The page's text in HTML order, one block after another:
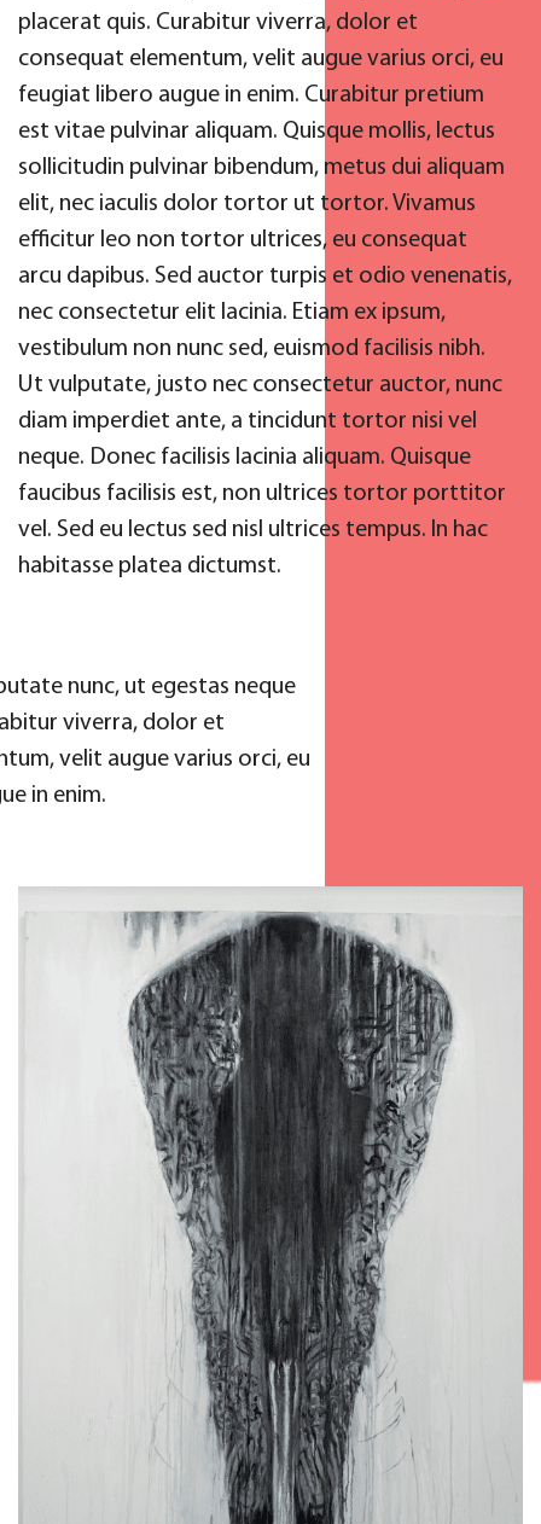
placerat quis. Curabitur viverra, dolor et
consequat elementum, velit augue varius orci, eu
feugiat libero augue in enim. Curabitur pretium
est vitae pulvinar aliquam. Quisque mollis, lectus
sollicitudin pulvinar bibendum, metus dui aliquam
elit, nec iaculis dolor tortor ut tortor. Vivamus
efficitur leo non tortor ultrices, eu consequat
arcu dapibus. Sed auctor turpis et odio venenatis,
nec consectetur elit lacinia. Etiam ex ipsum,
vestibulum non nunc sed, euismod facilisis nibh.
Ut vulputate, justo nec consectetur auctor, nunc
diam imperdiet ante, a tincidunt tortor nisi vel
neque. Donec facilisis lacinia aliquam. Quisque
faucibus facilisis est, non ultrices tortor porttitor
vel. Sed eu lectus sed nisl ultrices tempus. In hac
habitasse platea dictumst.
nunc, ut egestas neque
viverra, dolor et
velit augue varius orci, eu
in enim.